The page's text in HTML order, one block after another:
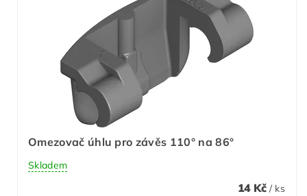
Omezovač úhlu pro závěs 110° na 86°
Skladem
14 Kč / ks